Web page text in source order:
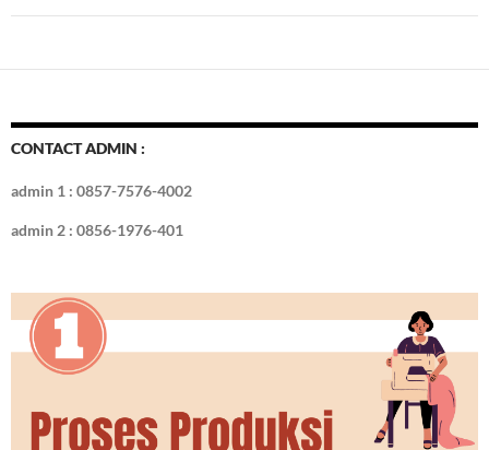
CONTACT ADMIN :
admin 1 : 0857-7576-4002
admin 2 : 0856-1976-401